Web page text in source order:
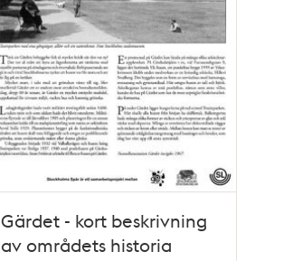
Gärdet - kort beskrivning
av områdets historia